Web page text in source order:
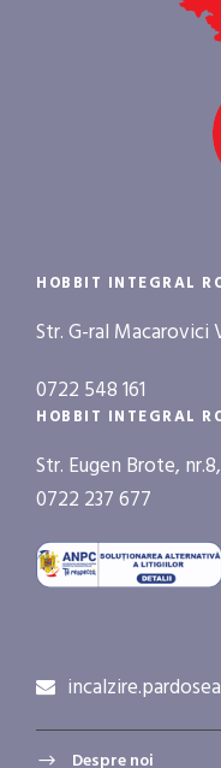
HOBBIT INTEGRAL
Str. G-ral Macarovici
0722 548 161
HOBBIT INTEGRAL
Str. Eugen Brote,
0722 237 677
Despre noi